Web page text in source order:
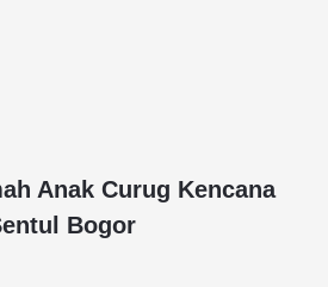
Anak Curug Kencana
Bogor